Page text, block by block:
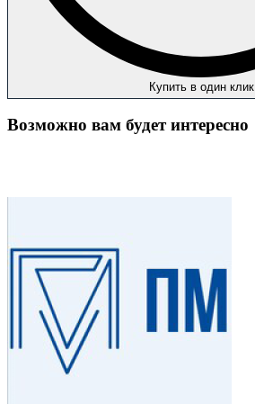
Купить в один клик
Возможно вам будет интересно